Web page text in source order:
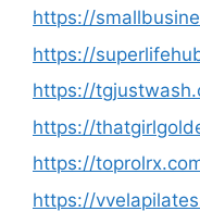
https://
https://
https://
https://
https://
https://